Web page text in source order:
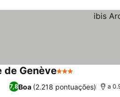
de Genève3 Estrelas
7,8Boa (2.218 pontuações) a